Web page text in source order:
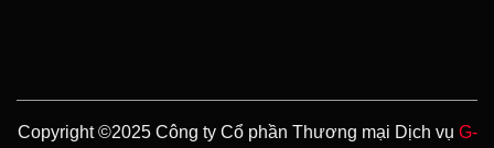
Copyright ©2025 Công ty Cổ phần Thương mại Dịch vụ G-